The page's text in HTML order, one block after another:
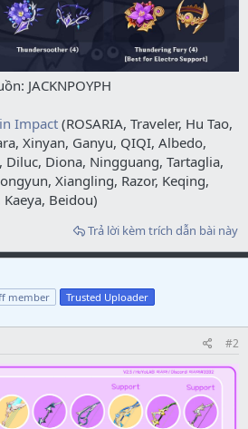
JACKNPOYPH​
Impact (ROSARIA, Traveler, Hu Tao,
Xinyan, Ganyu, QIQI, Albedo,
Diluc, Diona, Ningguang, Tartaglia,
Xiangling, Razor, Keqing,
Kaeya, Beidou)
Trả lời kèm trích dẫn bài này
member Trusted Uploader
#2